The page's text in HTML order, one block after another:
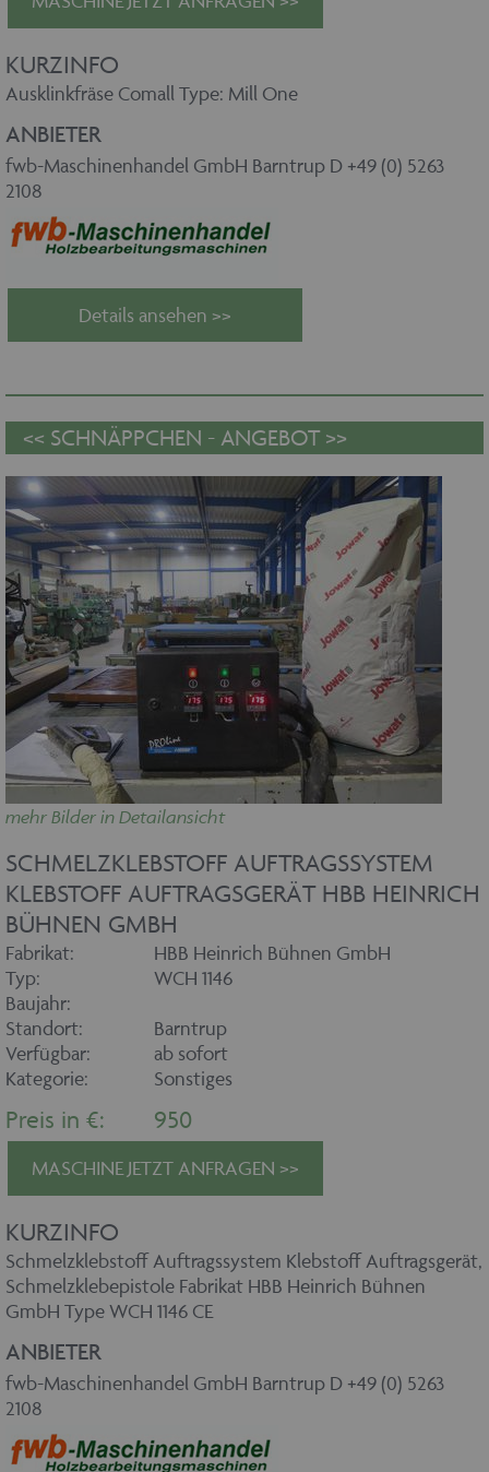
KURZINFO
Ausklinkfräse Comall Type: Mill One
ANBIETER
fwb-Maschinenhandel GmbH Barntrup D +49 (0) 5263
2108
Details ansehen >>
mehr Bilder in Detailansicht
SCHMELZKLEBSTOFF AUFTRAGSSYSTEM
KLEBSTOFF AUFTRAGSGERÄT HBB HEINRICH
BÜHNEN GMBH
Fabrikat:
HBB Heinrich Bühnen GmbH
Typ:
WCH 1146
Baujahr:
Standort:
Barntrup
Verfügbar:
ab sofort
Kategorie:
Sonstiges
Preis in €: 950
MASCHINE JETZT ANFRAGEN >>
KURZINFO
Schmelzklebstoff Auftragssystem Klebstoff Auftragsgerät,
Schmelzklebepistole Fabrikat HBB Heinrich Bühnen
GmbH Type WCH 1146 CE
ANBIETER
fwb-Maschinenhandel GmbH Barntrup D +49 (0) 5263
2108